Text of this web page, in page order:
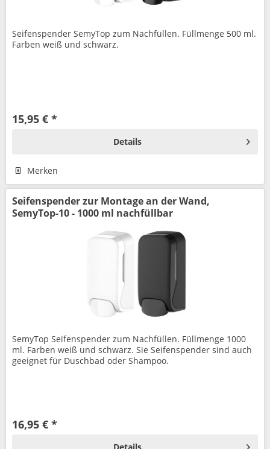
Seifenspender SemyTop zum Nachfüllen. Füllmenge 500 ml.
Farben weiß und schwarz.
15,95 € *
Details
Merken
Seifenspender zur Montage an der Wand,
SemyTop-10 - 1000 ml nachfüllbar
SemyTop Seifenspender zum Nachfüllen. Füllmenge 1000
ml. Farben weiß und schwarz. Sie Seifenspender sind auch
geeignet für Duschbad oder Shampoo.
16,95 € *